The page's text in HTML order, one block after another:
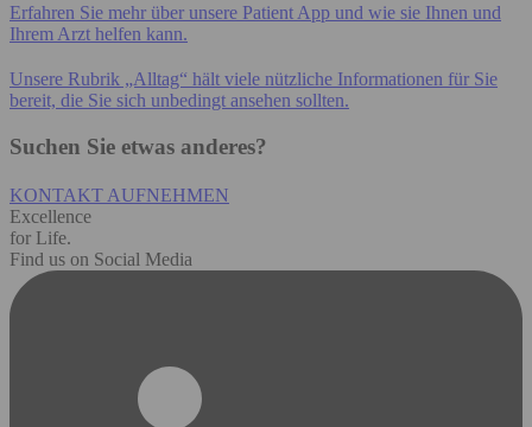
Erfahren Sie mehr über unsere Patient App und wie sie Ihnen und
Ihrem Arzt helfen kann.
Unsere Rubrik „Alltag“ hält viele nützliche Informationen für Sie
bereit, die Sie sich unbedingt ansehen sollten.
Suchen Sie etwas anderes?
KONTAKT AUFNEHMEN
Excellence
for Life.
Find us on Social Media